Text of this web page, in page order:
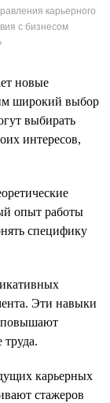
карьерного
с бизнесом
новые
широкий выбор
выбирать
интересов,
опыт работы
специфику
Эти навыки
повышают
труда.
карьерных
стажеров